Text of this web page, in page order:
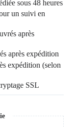
sous 48 heures
un suivi en
après
après expédition
expédition (selon
SSL